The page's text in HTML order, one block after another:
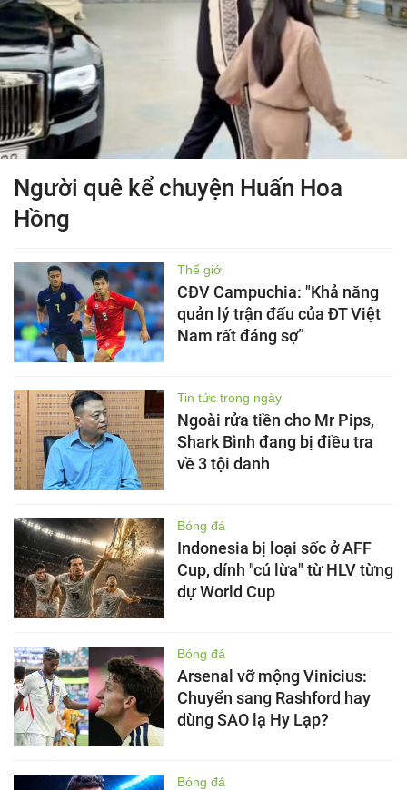
Người quê kể chuyện Huấn Hoa
Hồng
Thế giới
CĐV Campuchia: "Khả năng
quản lý trận đấu của ĐT Việt
Nam rất đáng sợ”
Tin tức trong ngày
Ngoài rửa tiền cho Mr Pips,
Shark Bình đang bị điều tra
về 3 tội danh
Bóng đá
Indonesia bị loại sốc ở AFF
Cup, dính "cú lừa" từ HLV từng
dự World Cup
Bóng đá
Arsenal vỡ mộng Vinicius:
Chuyển sang Rashford hay
dùng SAO lạ Hy Lạp?
Bóng đá